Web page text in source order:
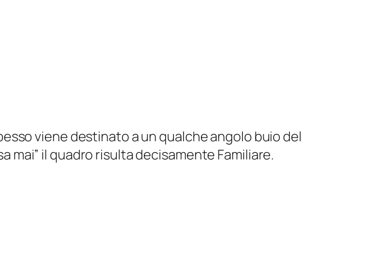
viene destinato a un qualche angolo buio del
mai” il quadro risulta decisamente Familiare.